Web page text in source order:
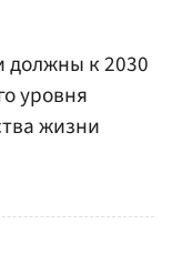
должны к 2030
уровня
жизни